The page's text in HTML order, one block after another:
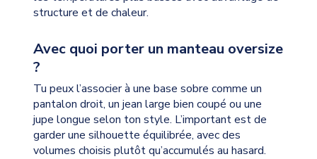
structure et de chaleur.
Avec quoi porter un manteau oversize
?
Tu peux l’associer à une base sobre comme un
pantalon droit, un jean large bien coupé ou une
jupe longue selon ton style. L’important est de
garder une silhouette équilibrée, avec des
volumes choisis plutôt qu’accumulés au hasard.